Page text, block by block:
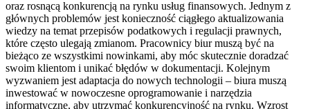
oraz rosnącą konkurencją na rynku usług finansowych. Jednym z
głównych problemów jest konieczność ciągłego aktualizowania
wiedzy na temat przepisów podatkowych i regulacji prawnych,
które często ulegają zmianom. Pracownicy biur muszą być na
bieżąco ze wszystkimi nowinkami, aby móc skutecznie doradzać
swoim klientom i unikać błędów w dokumentacji. Kolejnym
wyzwaniem jest adaptacja do nowych technologii – biura muszą
inwestować w nowoczesne oprogramowanie i narzędzia
informatyczne, aby utrzymać konkurencyjność na rynku. Wzrost